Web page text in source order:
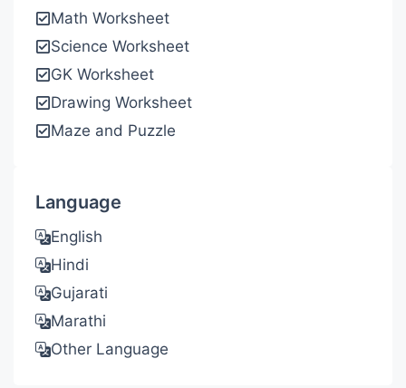
Math Worksheet
Science Worksheet
GK Worksheet
Drawing Worksheet
Maze and Puzzle
Language
English
Hindi
Gujarati
Marathi
Other Language